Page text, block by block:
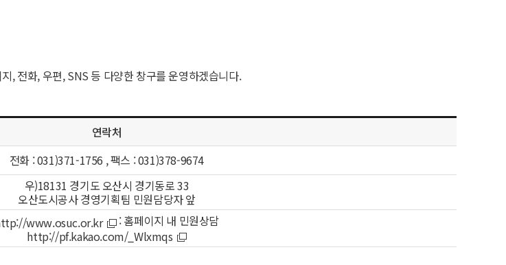
, 전화, 우편, SNS 등 다양한 창구를 운영하겠습니다.
연락처
전화 : 031)371-1756 , 팩스 : 031)378-9674
우)18131 경기도 오산시 경기동로 33
오산도시공사 경영기획팀 민원담당자 앞
www.osuc.or.kr
: 홈페이지 내 민원상담
http://pf.kakao.com/_Wlxmqs